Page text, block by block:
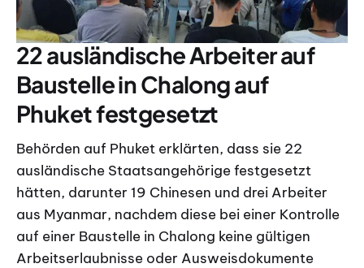
22 ausländische Arbeiter auf
Baustelle in Chalong auf
Phuket festgesetzt
Behörden auf Phuket erklärten, dass sie 22
ausländische Staatsangehörige festgesetzt
hätten, darunter 19 Chinesen und drei Arbeiter
aus Myanmar, nachdem diese bei einer Kontrolle
auf einer Baustelle in Chalong keine gültigen
Arbeitserlaubnisse oder Ausweisdokumente